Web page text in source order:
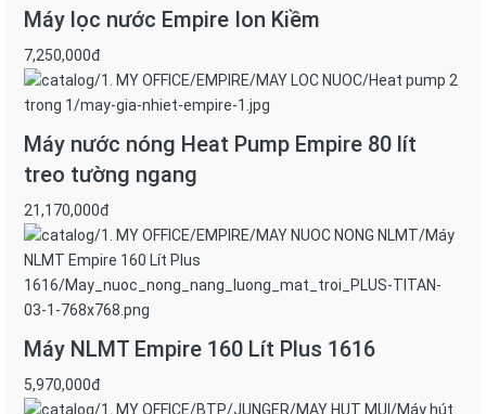
Máy lọc nước Empire Ion Kiềm
7,250,000đ
Máy nước nóng Heat Pump Empire 80 lít
treo tường ngang
21,170,000đ
Máy NLMT Empire 160 Lít Plus 1616
5,970,000đ